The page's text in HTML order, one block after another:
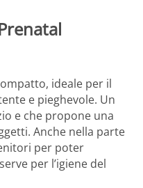
ideale per il
e pieghevole. Un
e che propone una
Anche nella parte
per poter
per l’igiene del